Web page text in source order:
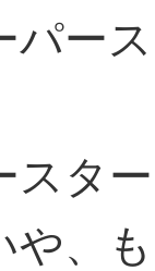
パー
スタ
や、